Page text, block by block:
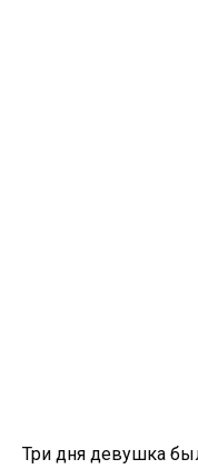
Три дня девушка